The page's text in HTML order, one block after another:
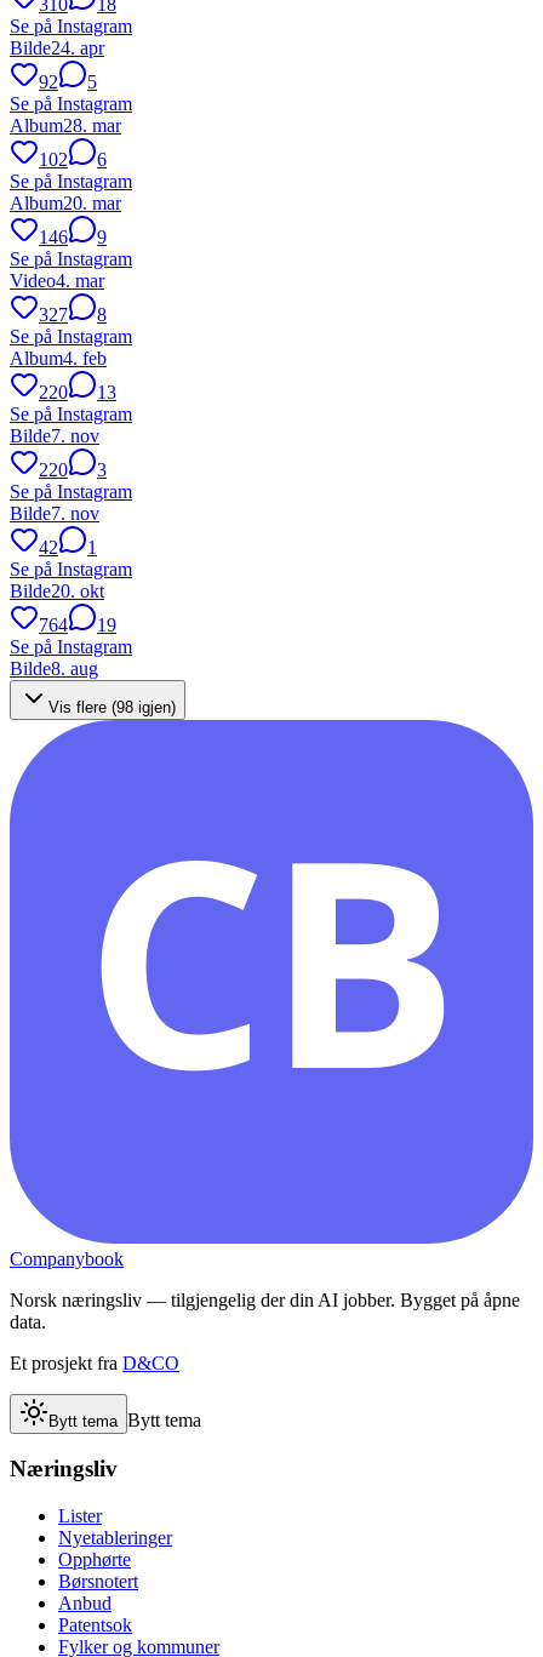
Se på Instagram
Bilde24. apr
92
5
Se på Instagram
Album28. mar
102
6
Se på Instagram
Album20. mar
146
9
Se på Instagram
Video4. mar
327
8
Se på Instagram
Album4. feb
220
13
Se på Instagram
Bilde7. nov
220
3
Se på Instagram
Bilde7. nov
42
1
Se på Instagram
Bilde20. okt
764
19
Se på Instagram
Bilde8. aug
Vis flere (98 igjen)
CB
Companybook
Norsk næringsliv — tilgjengelig der din AI jobber. Bygget på åpne
data.
Et prosjekt fra D&CO
Bytt tema Bytt tema
Næringsliv
Lister
Nyetableringer
Opphørte
Børsnotert
Anbud
Patentsok
Fylker og kommuner